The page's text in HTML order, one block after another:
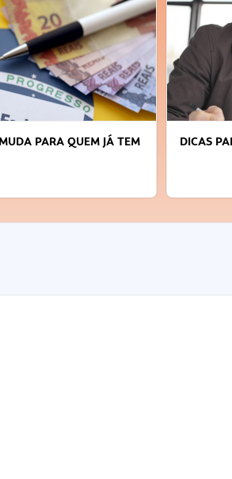
PARA QUEM JÁ TEM
DICAS